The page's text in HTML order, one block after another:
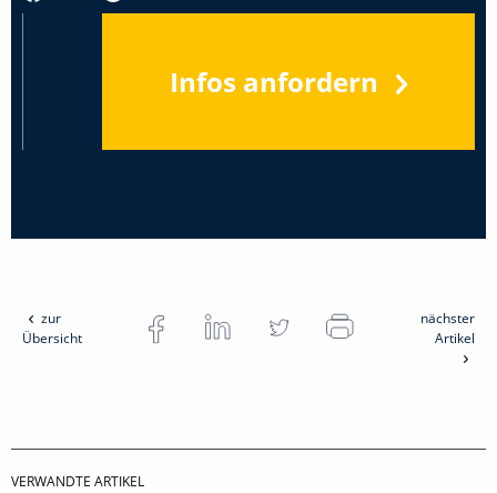
Infos anfordern
zur
Übersicht
nächster
Artikel
VERWANDTE ARTIKEL